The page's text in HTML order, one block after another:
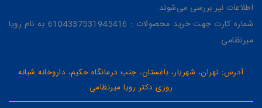
اطلاعات نیز بررسی می‌شوند.
شماره کارت جهت خرید محصولات : 6104337531945416 به نام رویا
میرنظامی
آدرس: تهران، شهریار، باغستان، جنب درمانگاه حکیم، داروخانه شبانه
روزی دکتر رویا میرنظامی